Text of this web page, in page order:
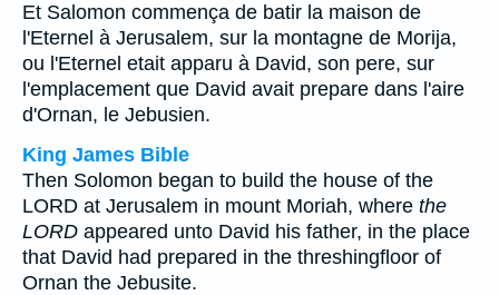
Et Salomon commença de batir la maison de
l'Eternel à Jerusalem, sur la montagne de Morija,
ou l'Eternel etait apparu à David, son pere, sur
l'emplacement que David avait prepare dans l'aire
d'Ornan, le Jebusien.
King James Bible
Then Solomon began to build the house of the
LORD at Jerusalem in mount Moriah, where the
LORD appeared unto David his father, in the place
that David had prepared in the threshingfloor of
Ornan the Jebusite.